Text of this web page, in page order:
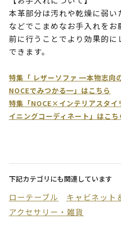
本革部分は汚れや乾燥に弱い
などでこまめなお手入れをお
前に行うことでより効果的
できます。
特集「 レザーソファ ━本物志向
NOCEでみつかる━」はこちら
特集「NOCE×インテリアスタイ
イニングコーディネート」はこち
下記カテゴリにも関連しています
ローテーブル
キャビネット
アクセサリー・雑貨